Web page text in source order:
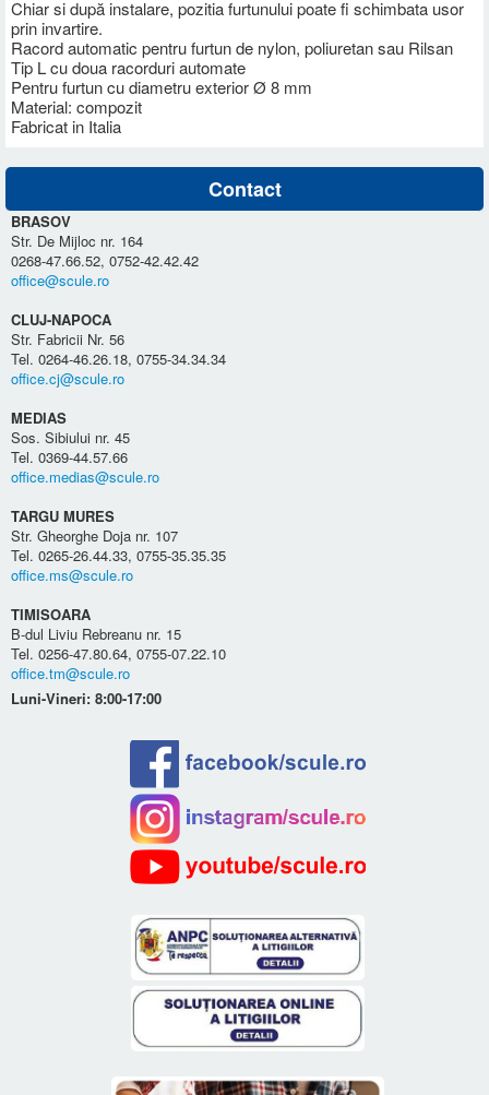
Chiar si după instalare, pozitia furtunului poate fi schimbata usor
prin invartire.
Racord automatic pentru furtun de nylon, poliuretan sau Rilsan
Tip L cu doua racorduri automate
Pentru furtun cu diametru exterior Ø 8 mm
Material: compozit
Fabricat in Italia
Contact
BRASOV
Str. De Mijloc nr. 164
0268-47.66.52, 0752-42.42.42
office@scule.ro
CLUJ-NAPOCA
Str. Fabricii Nr. 56
Tel. 0264-46.26.18, 0755-34.34.34
office.cj@scule.ro
MEDIAS
Sos. Sibiului nr. 45
Tel. 0369-44.57.66
office.medias@scule.ro
TARGU MURES
Str. Gheorghe Doja nr. 107
Tel. 0265-26.44.33, 0755-35.35.35
office.ms@scule.ro
TIMISOARA
B-dul Liviu Rebreanu nr. 15
Tel. 0256-47.80.64, 0755-07.22.10
office.tm@scule.ro
Luni-Vineri: 8:00-17:00